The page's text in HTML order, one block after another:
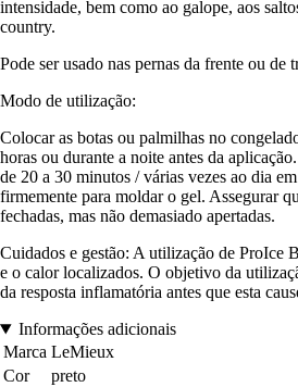
intensidade, bem como ao galope, aos
country.
Pode ser usado nas pernas da frente ou de
Modo de utilização:
Colocar as botas ou palmilhas no
horas ou durante a noite antes da
de 20 a 30 minutos / várias vezes ao dia
firmemente para moldar o gel. Assegurar
fechadas, mas não demasiado apertadas.
Cuidados e gestão: A utilização de ProIce
e o calor localizados. O objetivo da
da resposta inflamatória antes que esta
Informações adicionais
Marca LeMieux
Cor
preto